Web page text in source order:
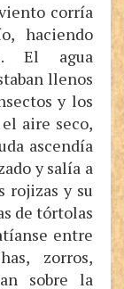
corría
haciendo
El agua
llenos
y los
aire seco,
ascendía
y salía a
rojizas y su
de tórtolas
entre
zorros,
sobre la